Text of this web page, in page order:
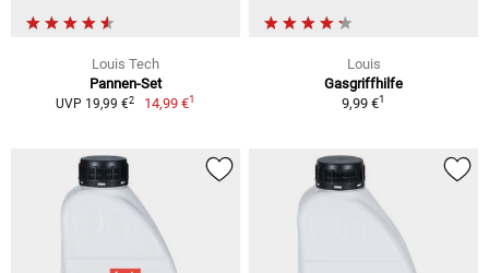
Louis Tech
Pannen-Set
UVP 19,99 €2 14,99 €1
Louis
Gasgriffhilfe
9,99 €1